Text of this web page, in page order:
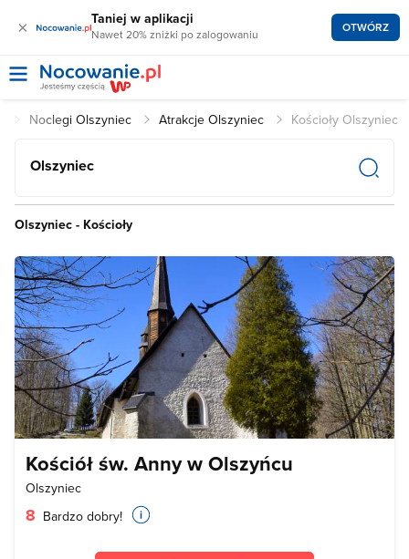
× Taniej w aplikacji
Nawet 20% zniżki po zalogowaniu OTWÓRZ
Noclegi Olszyniec Atrakcje Olszyniec Kościoły Olszyniec
Olszyniec
Olszyniec - Kościoły
Kościół św. Anny w Olszyńcu
Olszyniec
8 Bardzo dobry!